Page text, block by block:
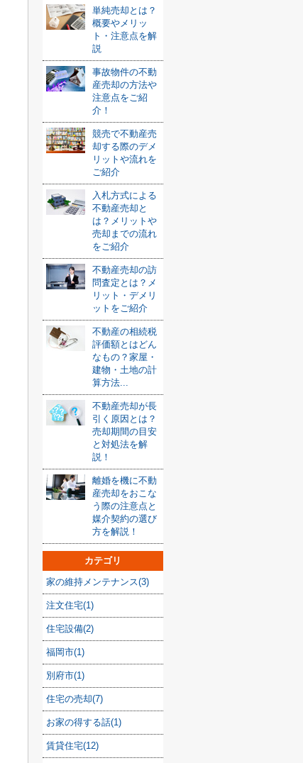
単純売却とは？
概要やメリッ
ト・注意点を解
説
事故物件の不動
産売却の方法や
注意点をご紹
介！
競売で不動産売
却する際のデメ
リットや流れを
ご紹介
入札方式による
不動産売却と
は？メリットや
売却までの流れ
をご紹介
不動産売却の訪
問査定とは？メ
リット・デメリ
ットをご紹介
不動産の相続税
評価額とはどん
なもの？家屋・
建物・土地の計
算方法...
不動産売却が長
引く原因とは？
売却期間の目安
と対処法を解
説！
離婚を機に不動
産売却をおこな
う際の注意点と
媒介契約の選び
方を解説！
カテゴリ
家の維持メンテナンス(3)
注文住宅(1)
住宅設備(2)
福岡市(1)
別府市(1)
住宅の売却(7)
お家の得する話(1)
賃貸住宅(12)